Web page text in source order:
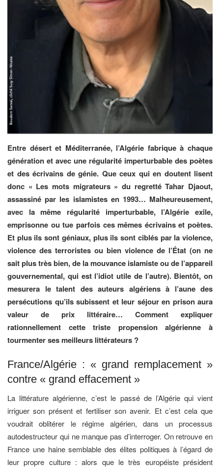
Entre désert et Méditerranée, l’Algérie fabrique à chaque
génération et avec une régularité imperturbable des poètes
et des écrivains de génie. Que ceux qui en doutent lisent
donc « Les mots migrateurs » du regretté Tahar Djaout,
assassiné par les islamistes en 1993… Malheureusement,
avec la même régularité imperturbable, l’Algérie exile,
emprisonne ou tue parfois ces mêmes écrivains et poètes.
Et plus ils sont géniaux, plus ils sont ciblés par la violence,
violence des terroristes ou bien violence de l’État (on ne
sait plus très bien, de la mouvance islamiste ou de l’appareil
gouvernemental, qui est l’idiot utile de l’autre). Bientôt, on
mesurera le talent des auteurs algériens à l’aune des
persécutions qu’ils subissent et leur séjour en prison aura
valeur de prix littéraire… Comment expliquer
rationnellement cette triste propension algérienne à
tourmenter ses meilleurs littérateurs ?
France/Algérie : « grand remplacement »
contre « grand effacement »
La littérature algérienne, c’est le passé de l’Algérie qui vient
irriguer son présent et fertiliser son avenir. Et c’est cela que
voudrait oblitérer le régime algérien, dans un processus
autodestructeur qui ne manque pas d’interroger. On retrouve en
France une haine semblable des élites politiques à l’égard de
leur propre culture : alors que le très européiste président